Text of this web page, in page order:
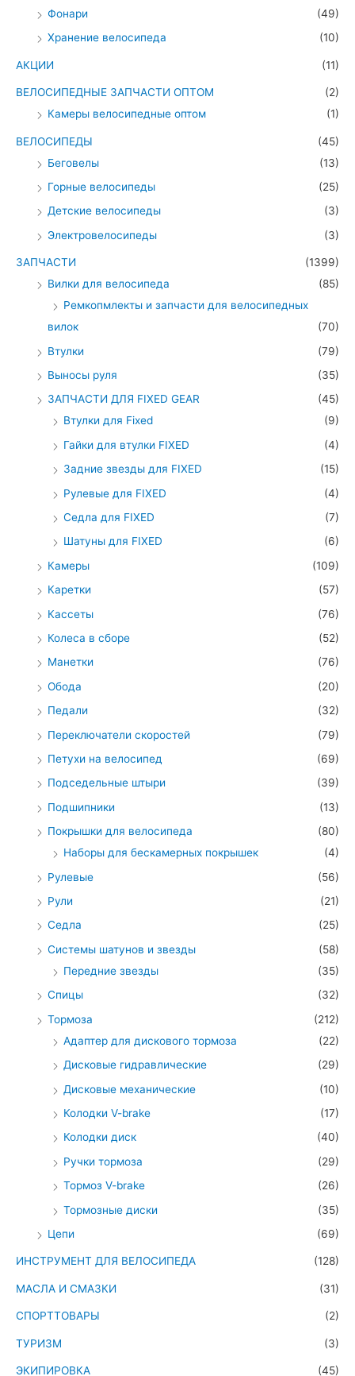
Фонари
(49)
Хранение велосипеда
(10)
АКЦИИ (11)
ВЕЛОСИПЕДНЫЕ ЗАПЧАСТИ ОПТОМ
(2)
Камеры велосипедные оптом
(1)
ВЕЛОСИПЕДЫ
(45)
Беговелы
(13)
Горные велосипеды
(25)
Детские велосипеды
(3)
Электровелосипеды
(3)
ЗАПЧАСТИ
(1399)
Вилки для велосипеда
(85)
Ремкопмлекты и запчасти для велосипедных
вилок
(70)
Втулки
(79)
Выносы руля
(35)
ЗАПЧАСТИ ДЛЯ FIXED GEAR
(45)
Втулки для Fixed
(9)
Гайки для втулки FIXED
(4)
Задние звезды для FIXED
(15)
Рулевые для FIXED
(4)
Седла для FIXED
(7)
Шатуны для FIXED
(6)
Камеры
(109)
Каретки
(57)
Кассеты
(76)
Колеса в сборе
(52)
Манетки
(76)
Обода
(20)
Педали
(32)
Переключатели скоростей
(79)
Петухи на велосипед
(69)
Подседельные штыри
(39)
Подшипники
(13)
Покрышки для велосипеда
(80)
Наборы для бескамерных покрышек
(4)
Рулевые
(56)
Рули
(21)
Седла
(25)
Системы шатунов и звезды
(58)
Передние звезды
(35)
Спицы
(32)
Тормоза
(212)
Адаптер для дискового тормоза
(22)
Дисковые гидравлические
(29)
Дисковые механические
(10)
Колодки V-brake
(17)
Колодки диск
(40)
Ручки тормоза
(29)
Тормоз V-brake
(26)
Тормозные диски
(35)
Цепи
(69)
ИНСТРУМЕНТ ДЛЯ ВЕЛОСИПЕДА (128)
МАСЛА И СМАЗКИ (31)
СПОРТТОВАРЫ (2)
ТУРИЗМ (3)
ЭКИПИРОВКА (45)